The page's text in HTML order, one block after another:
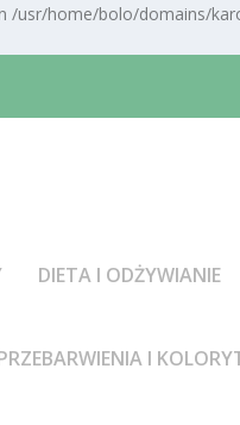
/usr/home/bolo/domains/
DIETA I ODŻYWIANIE
I